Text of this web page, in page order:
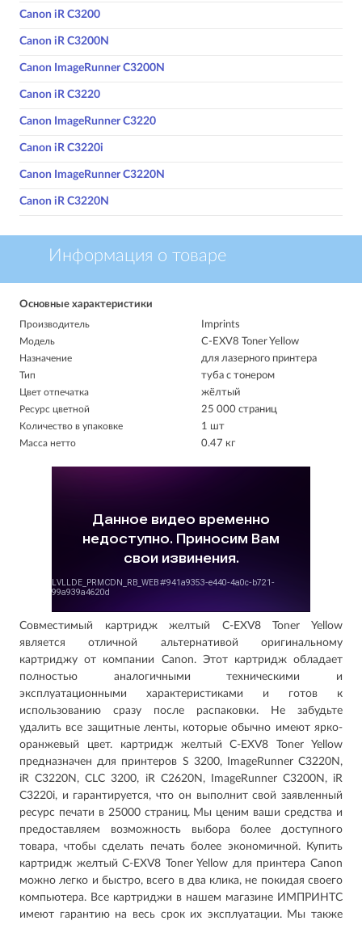
Canon iR C3200
Canon iR C3200N
Canon ImageRunner C3200N
Canon iR C3220
Canon ImageRunner C3220
Canon iR C3220i
Canon ImageRunner C3220N
Canon iR C3220N
Информация о товаре
Основные характеристики
Imprints
Производитель
C-EXV8 Toner Yellow
Модель
для лазерного принтера
Назначение
туба с тонером
Тип
жёлтый
Цвет отпечатка
25 000 страниц
Ресурс цветной
1 шт
Количество в упаковке
0.47 кг
Масса нетто
Совместимый картридж желтый C-EXV8 Toner Yellow
является отличной альтернативой оригинальному
картриджу от компании Canon. Этот картридж обладает
полностью аналогичными техническими и
эксплуатационными характеристиками и готов к
использованию сразу после распаковки. Не забудьте
удалить все защитные ленты, которые обычно имеют ярко-
оранжевый цвет. картридж желтый C-EXV8 Toner Yellow
предназначен для принтеров S 3200, ImageRunner C3220N,
iR C3220N, CLC 3200, iR C2620N, ImageRunner C3200N, iR
C3220i, и гарантируется, что он выполнит свой заявленный
ресурс печати в 25000 страниц. Мы ценим ваши средства и
предоставляем возможность выбора более доступного
товара, чтобы сделать печать более экономичной. Купить
картридж желтый C-EXV8 Toner Yellow для принтера Canon
можно легко и быстро, всего в два клика, не покидая своего
компьютера. Все картриджи в нашем магазине ИМПРИНТС
имеют гарантию на весь срок их эксплуатации. Мы также